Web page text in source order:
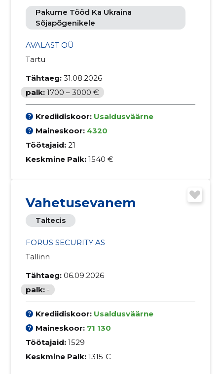
Pakume Tööd Ka Ukraina
Sõjapõgenikele
AVALAST OÜ
Tartu
Tähtaeg: 31.08.2026
palk: 1700 – 3000 €
Krediidiskoor: Usaldusväärne
Maineskoor: 4320
Töötajaid: 21
Keskmine Palk: 1540 €
Vahetusevanem
Taltecis
FORUS SECURITY AS
Tallinn
Tähtaeg: 06.09.2026
palk: -
Krediidiskoor: Usaldusväärne
Maineskoor: 71 130
Töötajaid: 1529
Keskmine Palk: 1315 €